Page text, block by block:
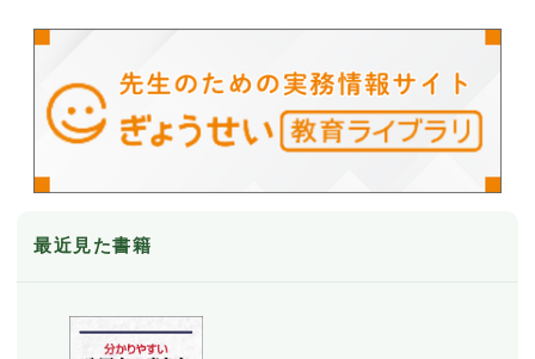
最近見た書籍